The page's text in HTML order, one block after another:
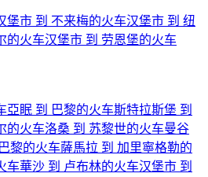
堡市 到 不来梅的火车汉堡市 到 纽
的火车汉堡市 到 劳恩堡的火车
亞眠 到 巴黎的火车斯特拉斯堡 到
的火车洛桑 到 苏黎世的火车曼谷
黎的火车薩馬拉 到 加里寧格勒的
车華沙 到 卢布林的火车汉堡市 到